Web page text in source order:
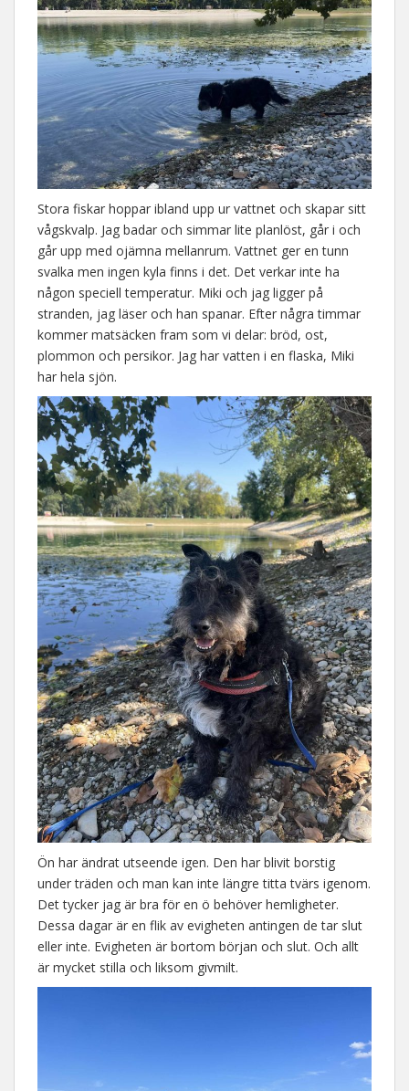
Stora fiskar hoppar ibland upp ur vattnet och skapar sitt
vågskvalp. Jag badar och simmar lite planlöst, går i och
går upp med ojämna mellanrum. Vattnet ger en tunn
svalka men ingen kyla finns i det. Det verkar inte ha
någon speciell temperatur. Miki och jag ligger på
stranden, jag läser och han spanar. Efter några timmar
kommer matsäcken fram som vi delar: bröd, ost,
plommon och persikor. Jag har vatten i en flaska, Miki
har hela sjön.
Ön har ändrat utseende igen. Den har blivit borstig
under träden och man kan inte längre titta tvärs igenom.
Det tycker jag är bra för en ö behöver hemligheter.
Dessa dagar är en flik av evigheten antingen de tar slut
eller inte. Evigheten är bortom början och slut. Och allt
är mycket stilla och liksom givmilt.